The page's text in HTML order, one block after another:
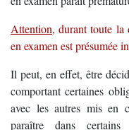
Attention, durant toute la
en examen est présumée
Il peut, en effet, être
comportant certaines
avec les autres mis en
paraître dans